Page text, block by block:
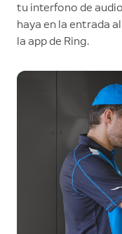
tu interfono de
haya en la entrada
la app de Ring.